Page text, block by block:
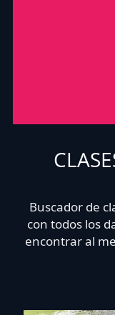
Buscador de
con todos los
encontrar al